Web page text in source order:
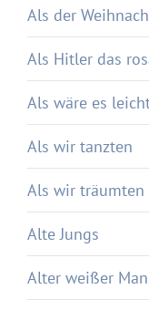
Als der
Als Hitler das
Als wäre es
Als wir tanzten
Als wir träumten
Alte Jungs
Alter weißer